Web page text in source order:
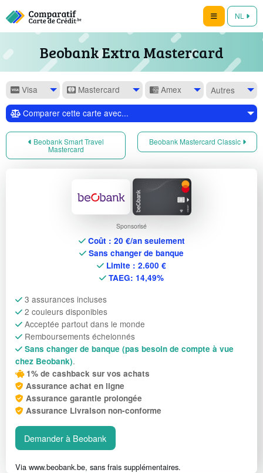
NL
Beobank Extra Mastercard
Visa Mastercard Amex
Autres
Comparer cette carte avec...
Beobank Smart Travel
Mastercard
Beobank Mastercard Classic
Sponsorisé
Coût : 20 €/an seulement
Sans changer de banque
Limite : 2.600 €
TAEG: 14,49%
3 assurances incluses
2 couleurs disponibles
Acceptée partout dans le monde
Remboursements échelonnés
Sans changer de banque (pas besoin de compte à vue
chez Beobank).
1% de cashback sur vos achats
Assurance achat en ligne
Assurance garantie prolongée
Assurance Livraison non-conforme
Demander à Beobank
Via www.beobank.be, sans frais supplémentaires.